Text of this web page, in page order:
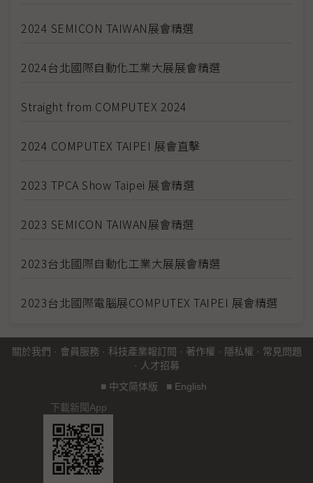
2024 SEMICON TAIWAN展會精選
2024台北國際自動化工業大展展會精選
Straight from COMPUTEX 2024
2024 COMPUTEX TAIPEI 展會直擊
2023 TPCA Show Taipei 展會精選
2023 SEMICON TAIWAN展會精選
2023台北國際自動化工業大展展會精選
2023台北國際電腦展COMPUTEX TAIPEI 展會精選
關於我們 · 會員服務 · 科技產業報訂閱 · 著作權 · 隱私權 · 常見問題
· 人才招募
■ 中文简体版 ■ English
下載新聞App